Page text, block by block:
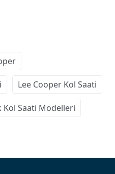
Lee Cooper Kol Saati
Kol Saati Modelleri